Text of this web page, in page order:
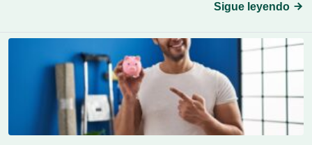
Sigue leyendo